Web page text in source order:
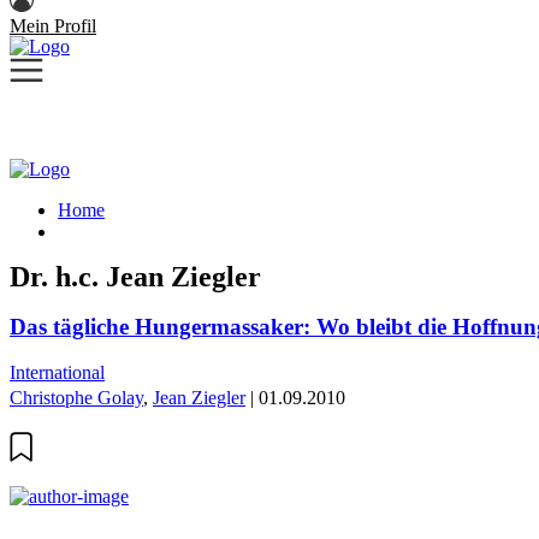
Mein Profil
Home
Dr. h.c. Jean Ziegler
Das tägliche Hungermassaker: Wo bleibt die
International
Christophe Golay, Jean Ziegler| 01.09.2010